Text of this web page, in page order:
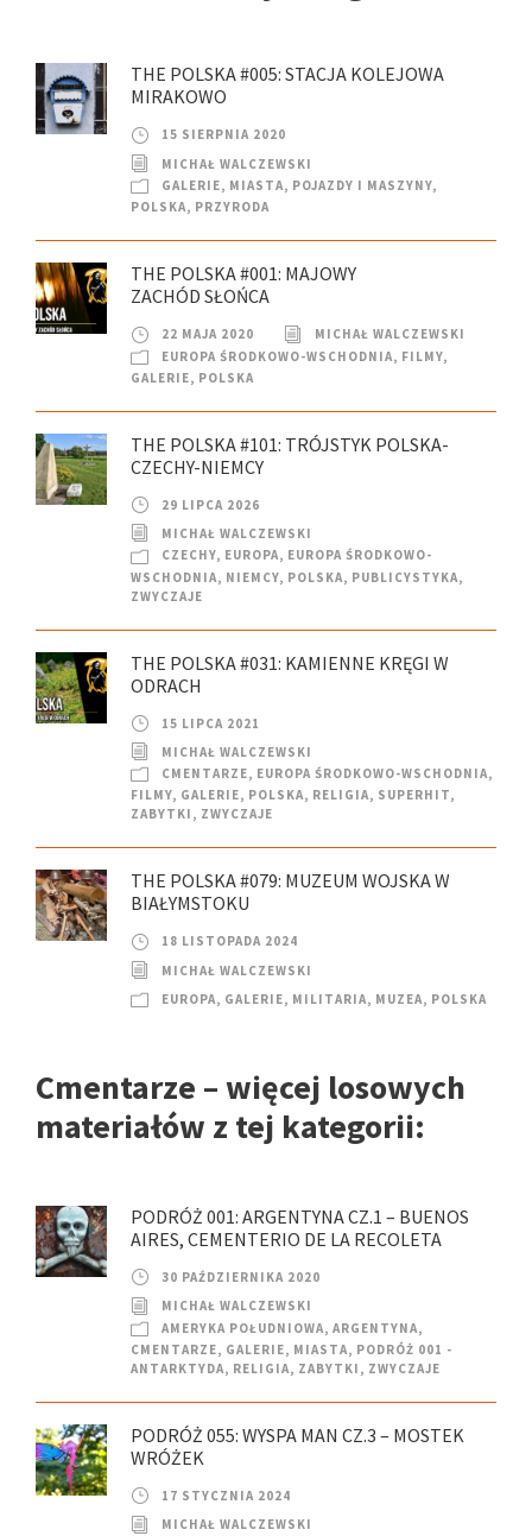
THE POLSKA #005: STACJA KOLEJOWA
MIRAKOWO
15 SIERPNIA 2020
MICHAŁ WALCZEWSKI
GALERIE, MIASTA, POJAZDY I MASZYNY,
POLSKA, PRZYRODA
THE POLSKA #001: MAJOWY
ZACHÓD SŁOŃCA
22 MAJA 2020
MICHAŁ WALCZEWSKI
EUROPA ŚRODKOWO-WSCHODNIA, FILMY,
GALERIE, POLSKA
THE POLSKA #101: TRÓJSTYK POLSKA-
CZECHY-NIEMCY
29 LIPCA 2026
MICHAŁ WALCZEWSKI
CZECHY, EUROPA, EUROPA ŚRODKOWO-
WSCHODNIA, NIEMCY, POLSKA, PUBLICYSTYKA,
ZWYCZAJE
THE POLSKA #031: KAMIENNE KRĘGI W
ODRACH
15 LIPCA 2021
MICHAŁ WALCZEWSKI
CMENTARZE, EUROPA ŚRODKOWO-WSCHODNIA,
FILMY, GALERIE, POLSKA, RELIGIA, SUPERHIT,
ZABYTKI , ZWYCZAJE
THE POLSKA #079: MUZEUM WOJSKA W
BIAŁYMSTOKU
18 LISTOPADA 2024
MICHAŁ WALCZEWSKI
EUROPA, GALERIE, MILITARIA, MUZEA, POLSKA
Cmentarze – więcej losowych
materiałów z tej kategorii:
PODRÓŻ 001: ARGENTYNA CZ.1 – BUENOS
AIRES, CEMENTERIO DE LA RECOLETA
30 PAŹDZIERNIKA 2020
MICHAŁ WALCZEWSKI
AMERYKA POŁUDNIOWA, ARGENTYNA,
CMENTARZE, GALERIE, MIASTA, PODRÓŻ 001 -
ANTARKTYDA, RELIGIA, ZABYTKI , ZWYCZAJE
PODRÓŻ 055: WYSPA MAN CZ.3 – MOSTEK
WRÓŻEK
17 STYCZNIA 2024
MICHAŁ WALCZEWSKI